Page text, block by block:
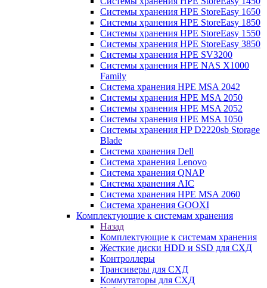
Системы хранения HPE StoreEasy 1650
Системы хранения HPE StoreEasy 1850
Системы хранения HPE StoreEasy 1550
Системы хранения HPE StoreEasy 3850
Системы хранения HPE SV3200
Системы хранения HPE NAS X1000
Family
Система хранения HPE MSA 2042
Системы хранения HPE MSA 2050
Системы хранения HPE MSA 2052
Системы хранения HPE MSA 1050
Системы хранения HP D2220sb Storage
Blade
Система хранения Dell
Система хранения Lenovo
Система хранения QNAP
Система хранения AIC
Система хранения HPE MSA 2060
Система хранения GOOXI
Комплектующие к системам хранения
Назад
Комплектующие к системам хранения
Жесткие диски HDD и SSD для СХД
Контроллеры
Трансиверы для СХД
Коммутаторы для СХД